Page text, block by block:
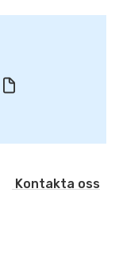
Kontakta oss